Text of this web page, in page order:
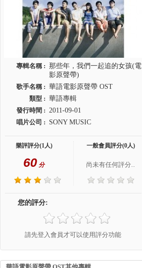
專輯名稱 : 那些年，我們一起追的女孩(電
影原聲帶)
歌手名稱 : 華語電影原聲帶 OST
類型 : 華語專輯
發行時間 : 2011-09-01
唱片公司 : SONY MUSIC
樂評評分(1人)
60 分
一般會員評分(0人)
尚未有任何評分..
您的評分:
請先登入會員才可以使用評分功能